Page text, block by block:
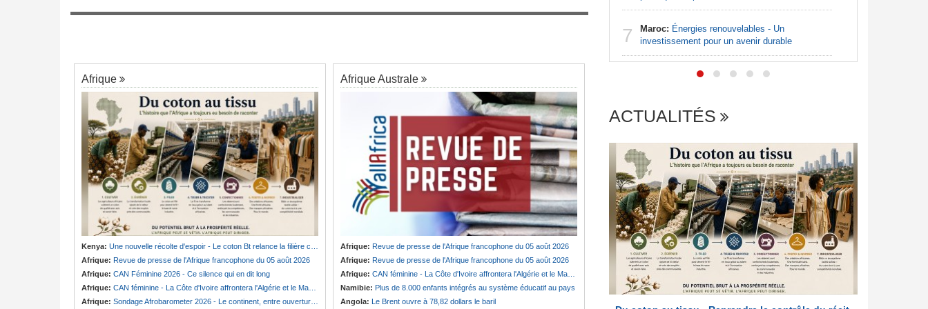
Afrique
Kenya: Une nouvelle récolte d'espoir - Le coton Bt relance la filière cotonnière à Lamu
Afrique: Revue de presse de l'Afrique francophone du 05 août 2026
Afrique: CAN Féminine 2026 - Ce silence qui en dit long
Afrique: CAN féminine - La Côte d'Ivoire affrontera l'Algérie et le Maroc fera face à l'Afrique du Sud en quarts
Afrique: Sondage Afrobarometer 2026 - Le continent, entre ouverture commerciale et défiance migratoire
Afrique Australe
Afrique: Revue de presse de l'Afrique francophone du 05 août 2026
Afrique: Revue de presse de l'Afrique francophone du 05 août 2026
Afrique: CAN féminine - La Côte d'Ivoire affrontera l'Algérie et le Maroc fera face à l'Afrique du Sud en quarts
Namibie: Plus de 8.000 enfants intégrés au système éducatif au pays
Angola: Le Brent ouvre à 78,82 dollars le baril
Congo-Kinshasa:Où en est le projet
7
se tribalise
7 Maroc: Énergies renouvelables - Un
investissement pour un avenir durable
ACTUALITÉS